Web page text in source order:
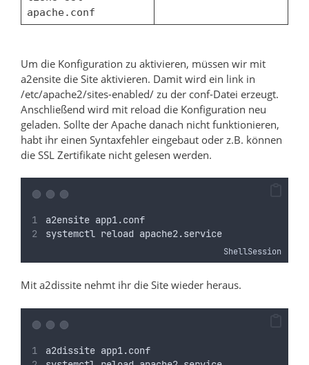
apache.conf
Um die Konfiguration zu aktivieren, müssen wir mit
a2ensite die Site aktivieren. Damit wird ein link in
/etc/apache2/sites-enabled/ zu der conf-Datei erzeugt.
Anschließend wird mit reload die Konfiguration neu
geladen. Sollte der Apache danach nicht funktionieren,
habt ihr einen Syntaxfehler eingebaut oder z.B. können
die SSL Zertifikate nicht gelesen werden.
a2ensite app1.conf
systemctl reload apache2.service
ShellSession
Mit a2dissite nehmt ihr die Site wieder heraus.
a2dissite app1.conf